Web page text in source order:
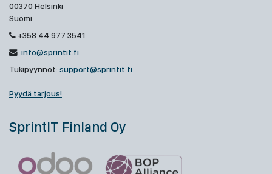
00370 Helsinki
Suomi
+358 44 977 3541
info@sprintit.fi
Tukipyynnöt: support@sprintit.fi
Pyydä tarjous!
SprintIT Finland Oy